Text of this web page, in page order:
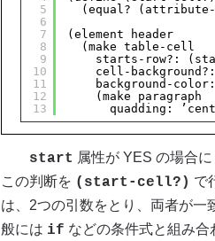
5
6
7
8
9
10
11
12
13
(equal?
(element header
(make table-cell
starts-row?:
cell-
background-
(make paragraph
quadding:
start 属性が YES の場合に
この判断を (start-cell?) で
は、2つの引数をとり、両者が一
般には if などの条件式と組み